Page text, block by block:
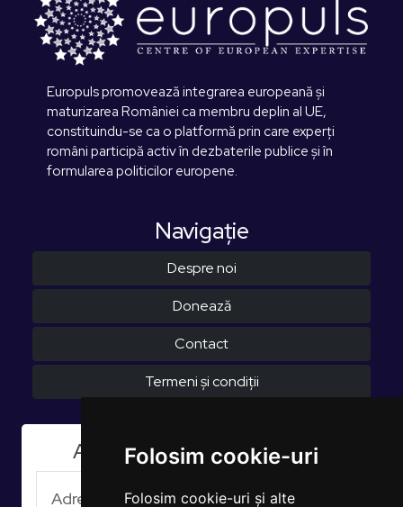
Folosim cookie-uri
Folosim cookie-uri și alte
Europuls promovează integrarea europeană și
maturizarea României ca membru deplin al UE,
constituindu-se ca o platformă prin care experți
români participă activ în dezbaterile publice și în
formularea politicilor europene.
Navigaţie
Despre noi
Donează
Contact
Termeni și condiții
Aboneaza-te la Newsletter